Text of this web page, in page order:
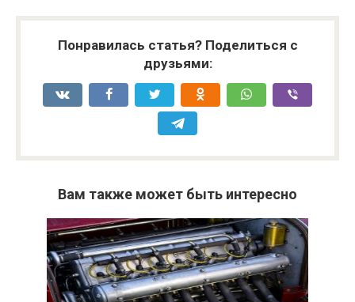
Понравилась статья? Поделиться с
друзьями:
Вам также может быть интересно